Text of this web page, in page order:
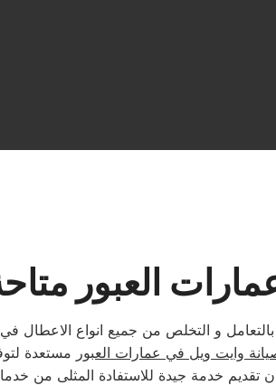
العبور متاحة 24
و التخلص من جميع انواع الاعطال في
وايت ويل في عمارات العبور مستعدة